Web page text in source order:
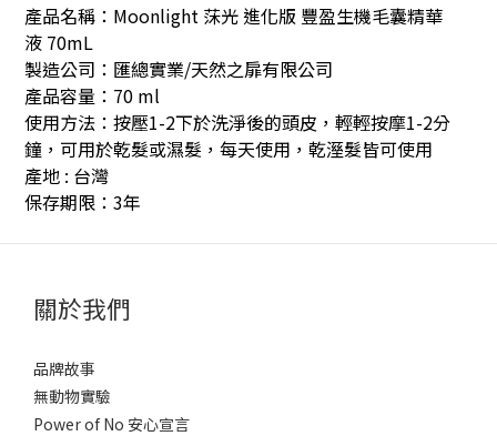
產品名稱： Moonlight 莯光 進化版 豐盈生機毛囊精華
液 70mL
製造公司：匯總實業/天然之扉有限公司
產品容量： 70 ml
使用方法：按壓1-2下於洗淨後的頭皮，輕輕按摩1-2分
鐘，可用於乾髮或濕髮，每天使用，乾溼髮皆可使用
產地 : 台灣
保存期限： 3年
關於我們
品牌故事
無動物實驗
Power of No 安心宣言